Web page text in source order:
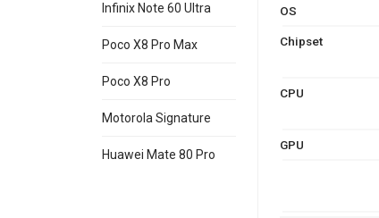
Infinix Note 60 Ultra
Poco X8 Pro Max
Poco X8 Pro
Motorola Signature
Huawei Mate 80 Pro
OS
Chipset
CPU
GPU